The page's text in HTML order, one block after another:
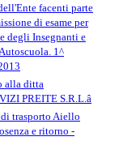
facenti parte
di esame per
degli Insegnanti e
1^
alla ditta
PREITE S.R.L.â
trasporto Aiello
e ritorno -